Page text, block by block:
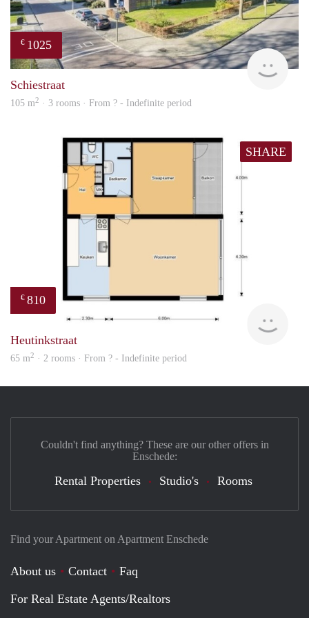
€ 1025
Schiestraat
105 m2 · 3 rooms · From ? - Indefinite period
SHARE
€ 810
Heutinkstraat
65 m2 · 2 rooms · From ? - Indefinite period
Find your Apartment on Apartment Enschede
About us Contact
Faq
For Real Estate Agents/Realtors
Couldn't find anything? These are our other offers in
Enschede:
Rental Properties Studio's Rooms